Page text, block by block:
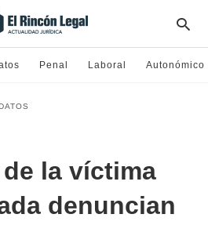
Penal Laboral Autonómico
la víctima
denuncian